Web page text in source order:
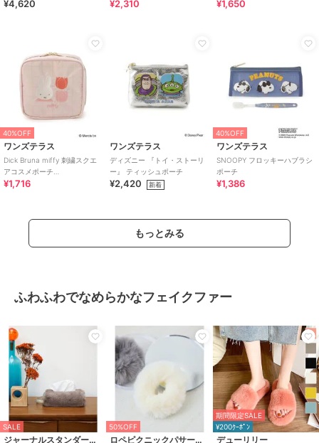
チ
¥4,620 ¥2,310 ¥1,650
40%OFF
ワンズテラス
Dick Bruna miffy 刺繍スクエ
アコスメポーチ
strawberry&tulip
¥1,716
ワンズテラス
ディズニー 『トイ・ストーリ
ー』 ティッシュポーチ
¥2,420 新着
40%OFF
ワンズテラス
SNOOPY フロッキーハブラシ
ポーチ
¥1,386
もっとみる
ふわふわでなめらかなフェイクファー
SALE
ジャーナルスタンダードファニチャー
50%OFF
ロペピクニックパサージュ
期間限定SALE
¥200ｸｰﾎﾟﾝ
デューリリー